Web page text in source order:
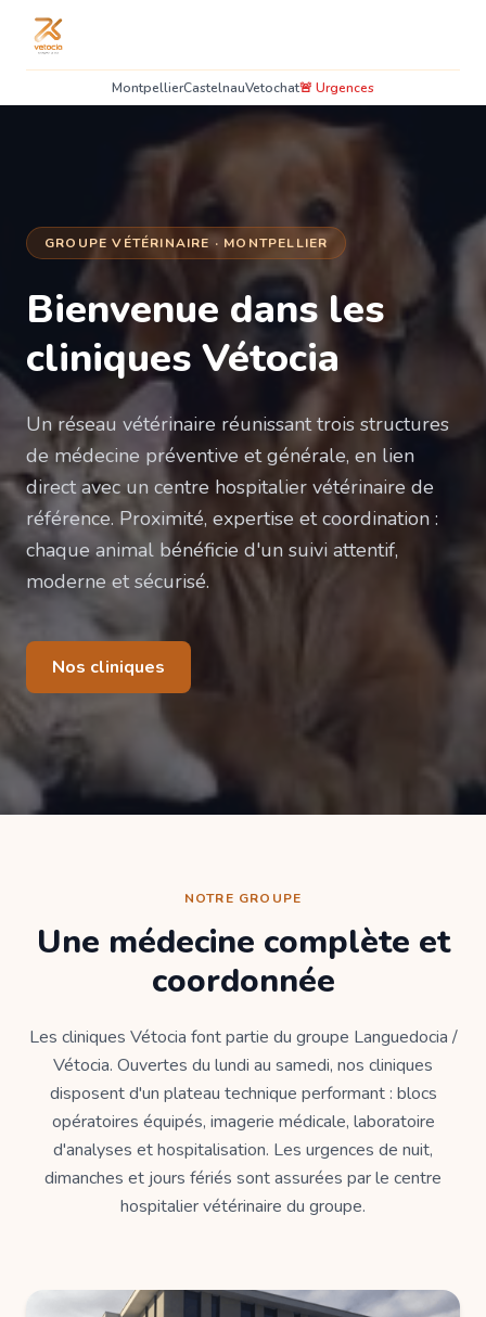
MontpellierCastelnauVetochat🚨 Urgences
GROUPE VÉTÉRINAIRE · MONTPELLIER
Bienvenue dans les
cliniques Vétocia
Un réseau vétérinaire réunissant trois structures
de médecine préventive et générale, en lien
direct avec un centre hospitalier vétérinaire de
référence. Proximité, expertise et coordination :
chaque animal bénéficie d'un suivi attentif,
moderne et sécurisé.
Nos cliniques
NOTRE GROUPE
Une médecine complète et
coordonnée
Les cliniques Vétocia font partie du groupe Languedocia /
Vétocia. Ouvertes du lundi au samedi, nos cliniques
disposent d'un plateau technique performant : blocs
opératoires équipés, imagerie médicale, laboratoire
d'analyses et hospitalisation. Les urgences de nuit,
dimanches et jours fériés sont assurées par le centre
hospitalier vétérinaire du groupe.